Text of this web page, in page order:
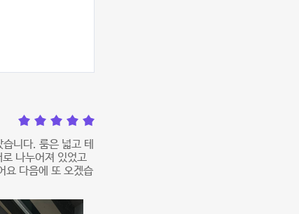
니다. 룸은 넓고 테
나누어져 있었고
요 다음에 또 오겠습